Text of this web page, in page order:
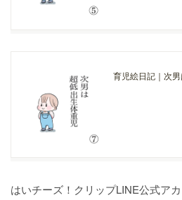
育児絵日記｜次
はいチーズ！クリップLINE公式ア